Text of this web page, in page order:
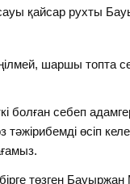
қайсар рухты
шаршы топта
себеп
өсіп келе
төзген